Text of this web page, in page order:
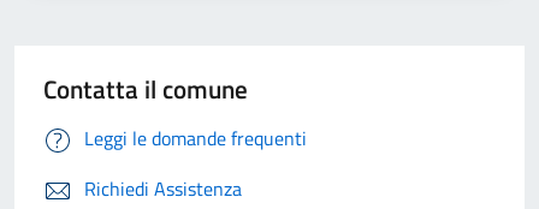
Contatta il comune
Leggi le domande frequenti
Richiedi Assistenza